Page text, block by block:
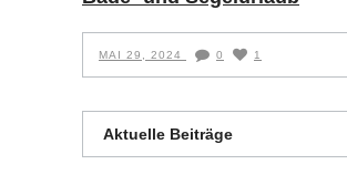
MAI 29, 2024 0 1
Aktuelle Beiträge